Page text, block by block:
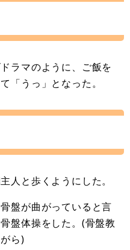
ラマのように、ご飯を
「うっ」となった。
人と歩くようにした。
盤が曲がっていると言
盤体操をした。(骨盤教
ら)